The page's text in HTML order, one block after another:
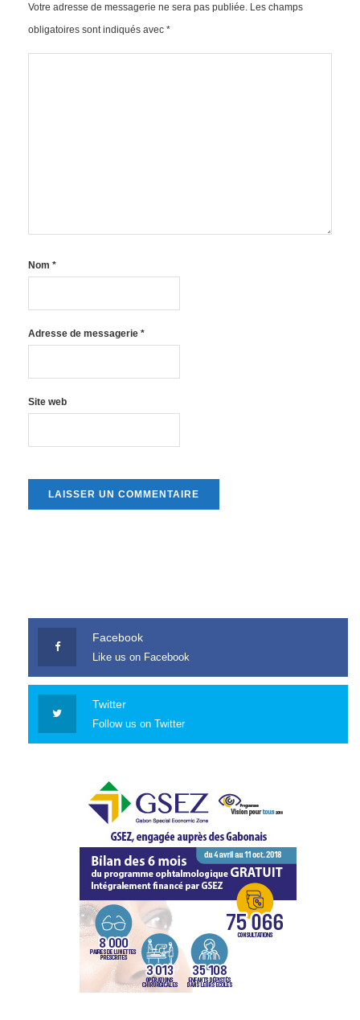
Votre adresse de messagerie ne sera pas publiée. Les champs
obligatoires sont indiqués avec *
Nom *
Adresse de messagerie *
Site web
Facebook
Like us on Facebook
Twitter
Follow us on Twitter